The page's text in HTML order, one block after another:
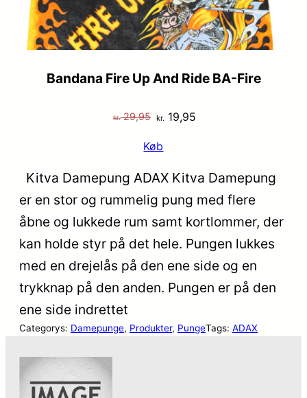
Bandana Fire Up And Ride BA-Fire
kr.29,95 Den
pris
var:
kr. 19,95
Køb
Kitva Damepung ADAX Kitva Damepung
er en stor og rummelig pung med flere
åbne og lukkede rum samt kortlommer, der
kan holde styr på det hele. Pungen lukkes
med en drejelås på den ene side og en
trykknap på den anden. Pungen er på den
ene side indrettet
Categorys: Damepunge, Produkter, PungeTags: ADAX